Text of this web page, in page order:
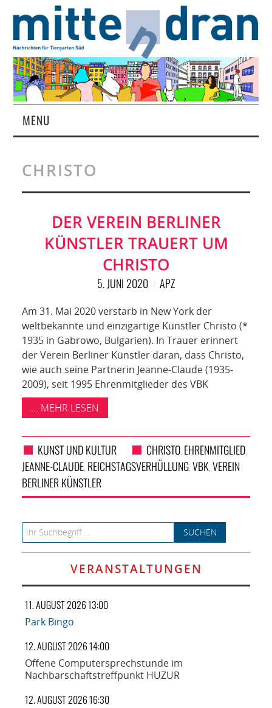
MENU
MAGAZIN
ÜBER UNS
RUBRIKEN
SPONSORING
KONTAKT
CHRISTO
DER VEREIN BERLINER
KÜNSTLER TRAUERT UM
CHRISTO
5. JUNI 2020 APZ
Am 31. Mai 2020 verstarb in New York der
weltbekannte und einzigartige Künstler Christo (*
1935 in Gabrowo, Bulgarien). In Trauer erinnert
der Verein Berliner Künstler daran, dass Christo,
wie auch seine Partnerin Jeanne-Claude (1935-
2009), seit 1995 Ehrenmitglieder des VBK
... MEHR LESEN
KUNST UND KULTUR CHRISTO, EHRENMITGLIED,
JEANNE-CLAUDE, REICHSTAGSVERHÜLLUNG,VBK,VEREIN
BERLINER KÜNSTLER
Search for:
VERANSTALTUNGEN
11. AUGUST 2026 13:00
Park Bingo
12. AUGUST 2026 14:00
Offene Computersprechstunde im
Nachbarschaftstreffpunkt HUZUR
12. AUGUST 2026 16:30